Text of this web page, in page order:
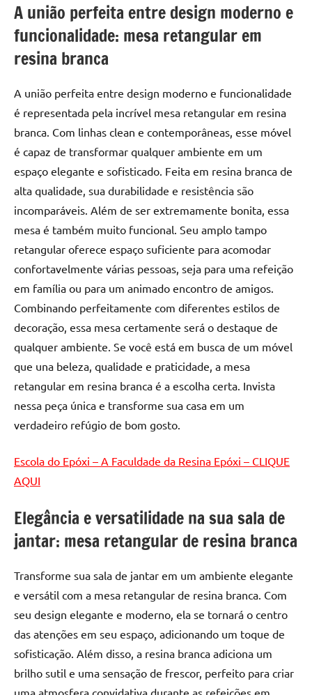
tendências
para
criar
mesa
resinada
de
alta
qualidade,
como
as
populares
River
Tables
e
mesas
tampinhas
resinadas.
A união perfeita entre design moderno e
funcionalidade: mesa retangular em
resina branca
A união perfeita entre design moderno e funcionalidade
é representada pela incrível mesa retangular em resina
branca. Com linhas clean e contemporâneas, esse móvel
é capaz de transformar qualquer ambiente em um
espaço elegante e sofisticado. Feita em resina branca de
alta qualidade, sua durabilidade e resistência são
incomparáveis. Além de ser extremamente bonita, essa
mesa é também muito funcional. Seu amplo tampo
retangular oferece espaço suficiente para acomodar
confortavelmente várias pessoas, seja para uma refeição
em família ou para um animado encontro de amigos.
Combinando perfeitamente com diferentes estilos de
decoração, essa mesa certamente será o destaque de
qualquer ambiente. Se você está em busca de um móvel
que una beleza, qualidade e praticidade, a mesa
retangular em resina branca é a escolha certa. Invista
nessa peça única e transforme sua casa em um
verdadeiro refúgio de bom gosto.
Escola do Epóxi – A Faculdade da Resina Epóxi – CLIQUE
AQUI
Elegância e versatilidade na sua sala de
jantar: mesa retangular de resina branca
Transforme sua sala de jantar em um ambiente elegante
e versátil com a mesa retangular de resina branca. Com
seu design elegante e moderno, ela se tornará o centro
das atenções em seu espaço, adicionando um toque de
sofisticação. Além disso, a resina branca adiciona um
brilho sutil e uma sensação de frescor, perfeito para criar